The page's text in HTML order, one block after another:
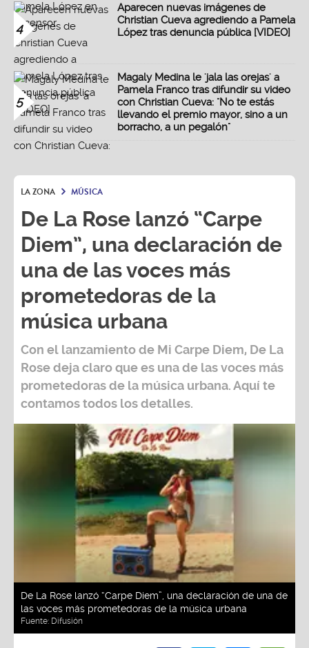
4
Aparecen nuevas imágenes de
Christian Cueva agrediendo a Pamela
López tras denuncia pública [VIDEO]
5
Magaly Medina le 'jala las orejas' a
Pamela Franco tras difundir su video
con Christian Cueva: "No te estás
llevando el premio mayor, sino a un
borracho, a un pegalón"
LA ZONA MÚSICA
De La Rose lanzó “Carpe
Diem”, una declaración de
una de las voces más
prometedoras de la
música urbana
Con el lanzamiento de Mi Carpe Diem, De La
Rose deja claro que es una de las voces más
prometedoras de la música urbana. Aquí te
contamos todos los detalles.
De La Rose lanzó “Carpe Diem”, una declaración de una de
las voces más prometedoras de la música urbana
Fuente: Difusión